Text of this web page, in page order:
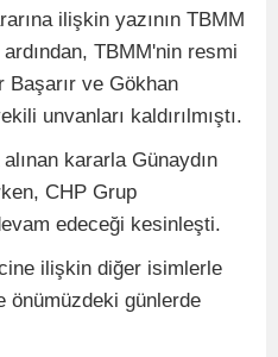
ilişkin yazının TBMM
ardından, TBMM'nin resmi
Başarır ve Gökhan
unvanları kaldırılmıştı.
kararla Günaydın
CHP Grup
edeceği kesinleşti.
ilişkin diğer isimlerle
önümüzdeki günlerde